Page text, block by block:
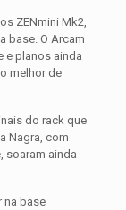
ZENmini Mk2,
base. O Arcam
e planos ainda
melhor de
do rack que
Nagra, com
soaram ainda
na base